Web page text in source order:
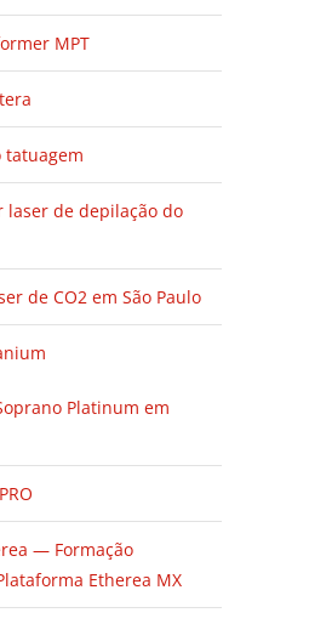
MPT
tatuagem
laser de depilação do
de CO2 em São Paulo
Platinum em
— Formação
Etherea MX